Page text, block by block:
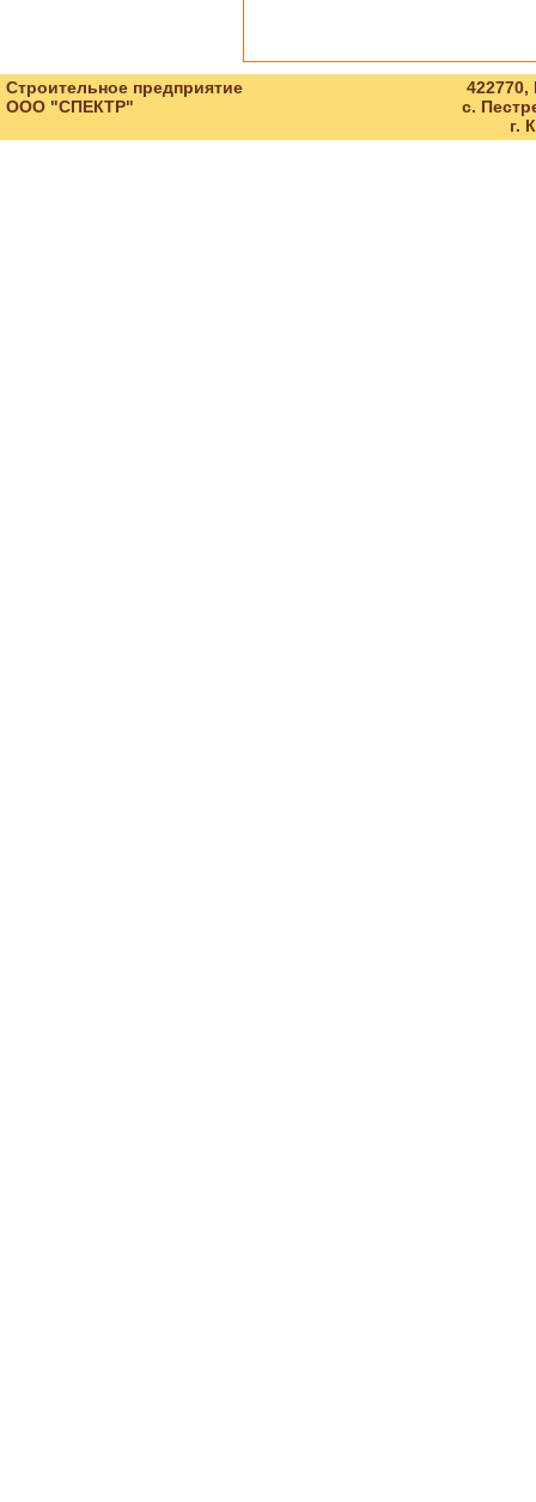
Строительное предприятие
ООО "СПЕКТР"
422770,
с.
г.